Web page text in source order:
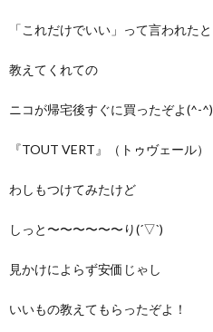
「これだけでいい」って言われたと
教えてくれての
ニコが帰宅後すぐに買ったぞよ(^-^)
『TOUT VERT』（トゥヴェール）
わしもつけてみたけど
しっと〜〜〜〜〜〜り(´▽`)
見かけによらず安価じゃし
いいもの教えてもらったぞよ！